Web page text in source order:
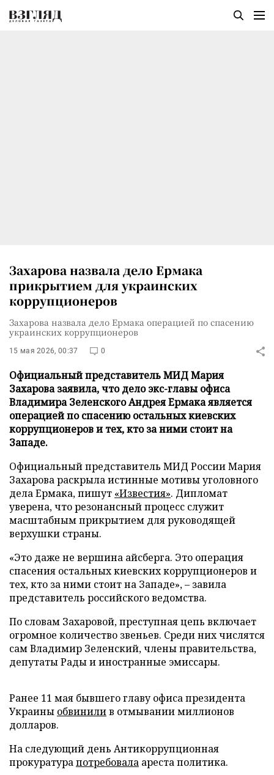
Захарова назвала дело Ермака
прикрытием для украинских
коррупционеров
Захарова назвала дело Ермака операцией по спасению
украинских коррупционеров
15 мая 2026, 00:37 0
Официальный представитель МИД Мария
Захарова заявила, что дело экс-главы офиса
Владимира Зеленского Андрея Ермака является
операцией по спасению остальных киевских
коррупционеров и тех, кто за ними стоит на
Западе.
Официальный представитель МИД России Мария
Захарова раскрыла истинные мотивы уголовного
дела Ермака, пишут «Известия». Дипломат
уверена, что резонансный процесс служит
масштабным прикрытием для руководящей
верхушки страны.
«Это даже не вершина айсберга. Это операция
спасения остальных киевских коррупционеров и
тех, кто за ними стоит на Западе», – завила
представитель российского ведомства.
По словам Захаровой, преступная цепь включает
огромное количество звеньев. Среди них числятся
сам Владимир Зеленский, члены правительства,
депутаты Рады и иностранные эмиссары.
Ранее 11 мая бывшего главу офиса президента
Украины обвинилив отмывании миллионов
долларов.
На следующий день Антикоррупционная
прокуратурапотребовала ареста политика.